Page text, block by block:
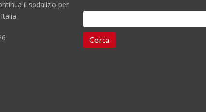
il sodalizio per
Ricerca
per: